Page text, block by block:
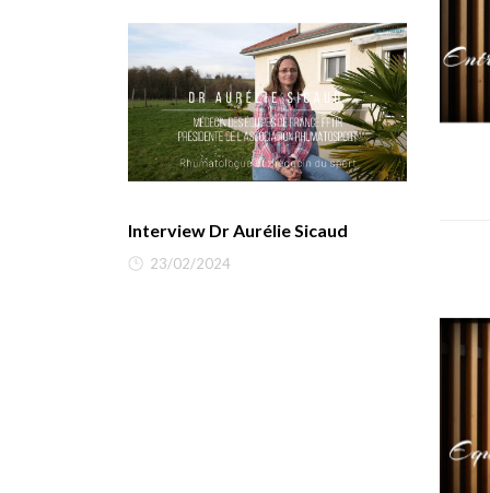
Interview Dr Aurélie Sicaud
23/02/2024